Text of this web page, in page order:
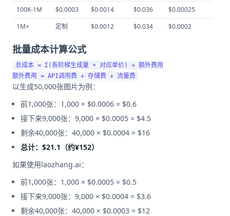
100K-1M
$0.0003 $0.0014 $0.036
$0.00025
1M+
定制 $0.0012 $0.034 $0.0002
批量成本计算公式
总成本 = Σ(各阶梯生成量 × 对应单价) + 额外费用
以生成50,000张图片为例：
前1,000张：1,000 × $0.0006 = $0.6
接下来9,000张：9,000 × $0.0005 = $4.5
剩余40,000张：40,000 × $0.0004 = $16
总计：$21.1（约¥152）
如果使用laozhang.ai：
前1,000张：1,000 × $0.0005 = $0.5
接下来9,000张：9,000 × $0.0004 = $3.6
剩余40,000张：40,000 × $0.0003 = $12